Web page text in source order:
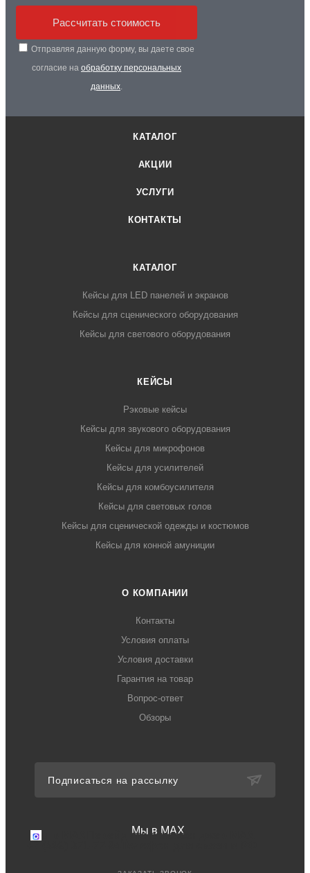
Рассчитать стоимость
Отправляя данную форму, вы даете свое
согласие на обработку персональных
данных.
КАТАЛОГ
АКЦИИ
УСЛУГИ
КОНТАКТЫ
КАТАЛОГ
Кейсы для LED панелей и экранов
Кейсы для сценического оборудования
Кейсы для светового оборудования
КЕЙСЫ
Рэковые кейсы
Кейсы для звукового оборудования
Кейсы для микрофонов
Кейсы для усилителей
Кейсы для комбоусилителя
Кейсы для световых голов
Кейсы для сценической одежды и костюмов
Кейсы для конной амуниции
О КОМПАНИИ
Контакты
Условия оплаты
Условия доставки
Гарантия на товар
Вопрос-ответ
Обзоры
Подписаться на рассылку
Мы в MAX
Мы в MAX
Перейдите в мессенджер MAX